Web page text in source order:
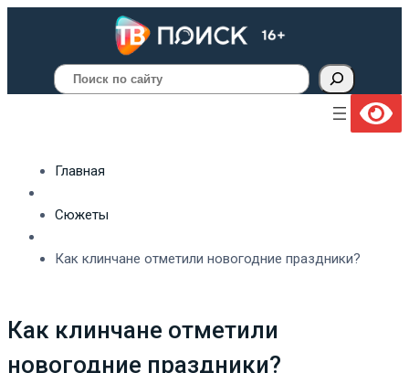
Поиск
Главная
Сюжеты
Как клинчане отметили новогодние праздники?
Как клинчане отметили
новогодние праздники?